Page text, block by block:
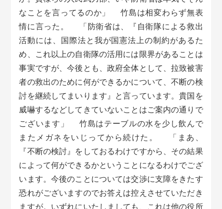
なことを言ってるのか」 竹島は相変わらず無表
情に言った。 「防衛省は、『自衛隊による救出
活動には、国際法と我が国憲法上の制約があるた
め、これ以上の自衛隊の活用には限界があることは
事実ですが、今後とも、政府全体として、拉致被害
者の救出のために何ができるかについて、不断の検
討を継続してまいります』と言っています。貴国を
威嚇するなどしてきていないことはご案内の通りで
ございます」 竹島はテーブルの水を少し飲んで
またメガネをいじってから続けた。 「まあ、
『不断の検討』をしておるわけですから、その結果
によって何ができるかということになるわけでござ
います。今後のことについては交渉に支障をきたす
恐れがございますのでお答えは控えさせていただき
ますが。いずれにいたしましても、これは他の役所